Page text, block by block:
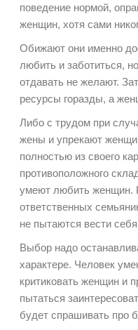
поведение нормой,
женщин, хотя сами
Обижают они именно
любить и заботиться,
отдавать не желают.
ресурсы горазды, а
Либо с трудом при
жены и упрекают
полностью из своего
противоположного
умеют любить женщин.
ответственных
не пытаются вести
Выбор надо
характере. Человек
критиковать женщин и
пытаться
будет спрашивать про